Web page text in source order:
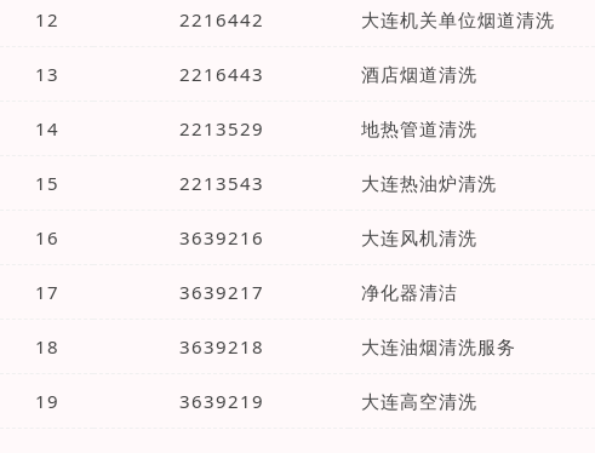
12 2216442 大连机关单位烟道清洗
13 2216443 酒店烟道清洗
14 2213529 地热管道清洗
15 2213543 大连热油炉清洗
16 3639216 大连风机清洗
17 3639217 净化器清洁
18 3639218 大连油烟清洗服务
19 3639219 大连高空清洗